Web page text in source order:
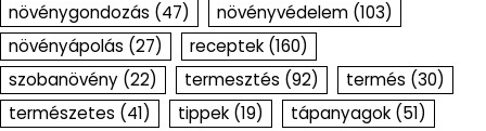
növénygondozás (47) növényvédelem (103)
növényápolás (27) receptek (160)
szobanövény (22) termesztés (92) termés (30)
természetes (41) tippek (19) tápanyagok (51)